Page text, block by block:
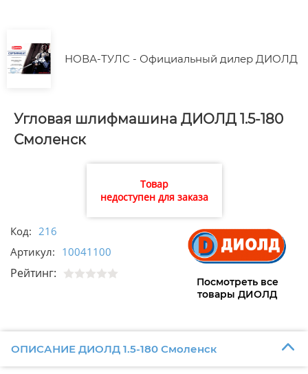
НОВА-ТУЛС - Официальный дилер ДИОЛД
Угловая шлифмашина ДИОЛД 1.5-180
Смоленск
Товар
недоступен для заказа
Код: 216
Артикул: 10041100
Рейтинг:
Посмотреть все
товары ДИОЛД
ОПИСАНИЕ ДИОЛД 1.5-180 Смоленск